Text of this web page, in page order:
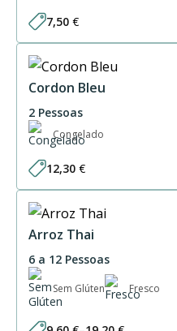
7,50 €
Cordon Bleu
2 Pessoas
Congelado
12,30 €
Arroz Thai
6 a 12 Pessoas
Sem Glúten Fresco